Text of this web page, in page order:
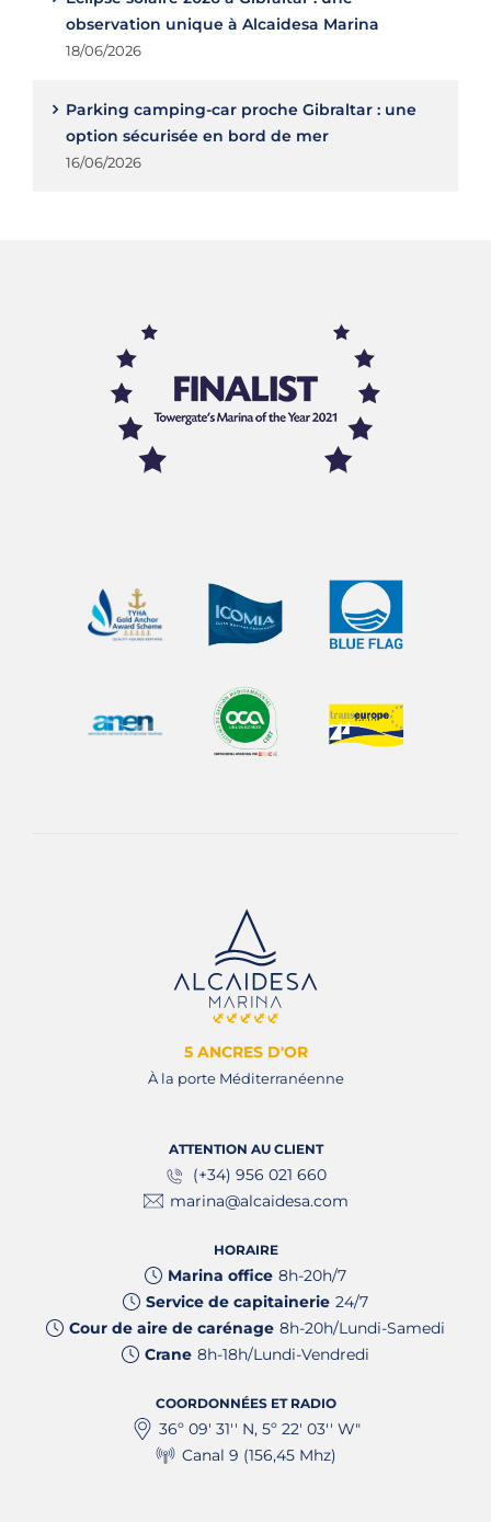
observation unique à Alcaidesa Marina
18/06/2026
Parking camping-car proche Gibraltar : une
option sécurisée en bord de mer
16/06/2026
5 ANCRES D'OR
À la porte Méditerranéenne
ATTENTION AU CLIENT
(+34) 956 021 660
marina@alcaidesa.com
HORAIRE
Marina office 8h-20h/7
Service de capitainerie 24/7
Cour de aire de carénage 8h-20h/Lundi-Samedi
Crane 8h-18h/Lundi-Vendredi
COORDONNÉES ET RADIO
36º 09' 31'' N, 5º 22' 03'' W"
Canal 9 (156,45 Mhz)